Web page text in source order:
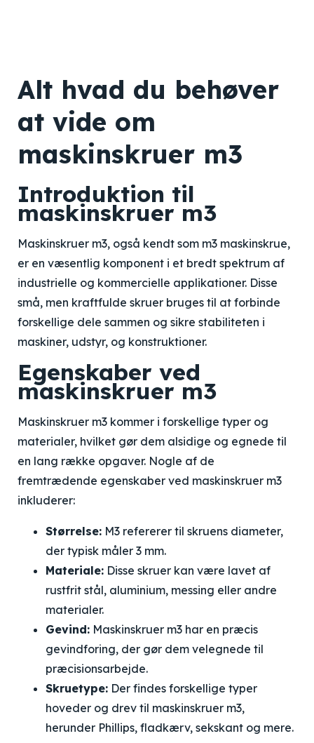
Alt hvad du behøver
at vide om
maskinskruer m3
Introduktion til
maskinskruer m3
Maskinskruer m3, også kendt som m3 maskinskrue,
er en væsentlig komponent i et bredt spektrum af
industrielle og kommercielle applikationer. Disse
små, men kraftfulde skruer bruges til at forbinde
forskellige dele sammen og sikre stabiliteten i
maskiner, udstyr, og konstruktioner.
Egenskaber ved
maskinskruer m3
Maskinskruer m3 kommer i forskellige typer og
materialer, hvilket gør dem alsidige og egnede til
en lang række opgaver. Nogle af de
fremtrædende egenskaber ved maskinskruer m3
inkluderer:
Størrelse: M3 refererer til skruens diameter,
der typisk måler 3 mm.
Materiale: Disse skruer kan være lavet af
rustfrit stål, aluminium, messing eller andre
materialer.
Gevind: Maskinskruer m3 har en præcis
gevindforing, der gør dem velegnede til
præcisionsarbejde.
Skruetype: Der findes forskellige typer
hoveder og drev til maskinskruer m3,
herunder Phillips, fladkærv, sekskant og mere.